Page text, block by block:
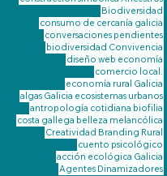
Biodiversidad
consumo de cercanía galicia
conversaciones pendientes
biodiversidad Convivencia
diseño web economía
comercio local.
economía rural Galicia
algas Galicia ecosistemas urbanos
antropología cotidiana biofilia
costa gallega belleza melancólica
Creatividad Branding Rural
cuento psicológico
acción ecológica Galicia
Agentes Dinamizadores